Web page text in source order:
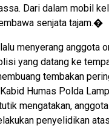
Dari dalam mobil
senjata tajam.�
menyerang anggota
yang datang ke
tembakan
Humas Polda
mengatakan,
penyelidikan